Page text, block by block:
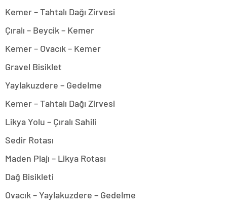
Kemer – Tahtalı Dağı Zirvesi
Çıralı – Beycik – Kemer
Kemer – Ovacık – Kemer
Gravel Bisiklet
Yaylakuzdere – Gedelme
Kemer – Tahtalı Dağı Zirvesi
Likya Yolu – Çıralı Sahili
Sedir Rotası
Maden Plajı – Likya Rotası
Dağ Bisikleti
Ovacık – Yaylakuzdere – Gedelme